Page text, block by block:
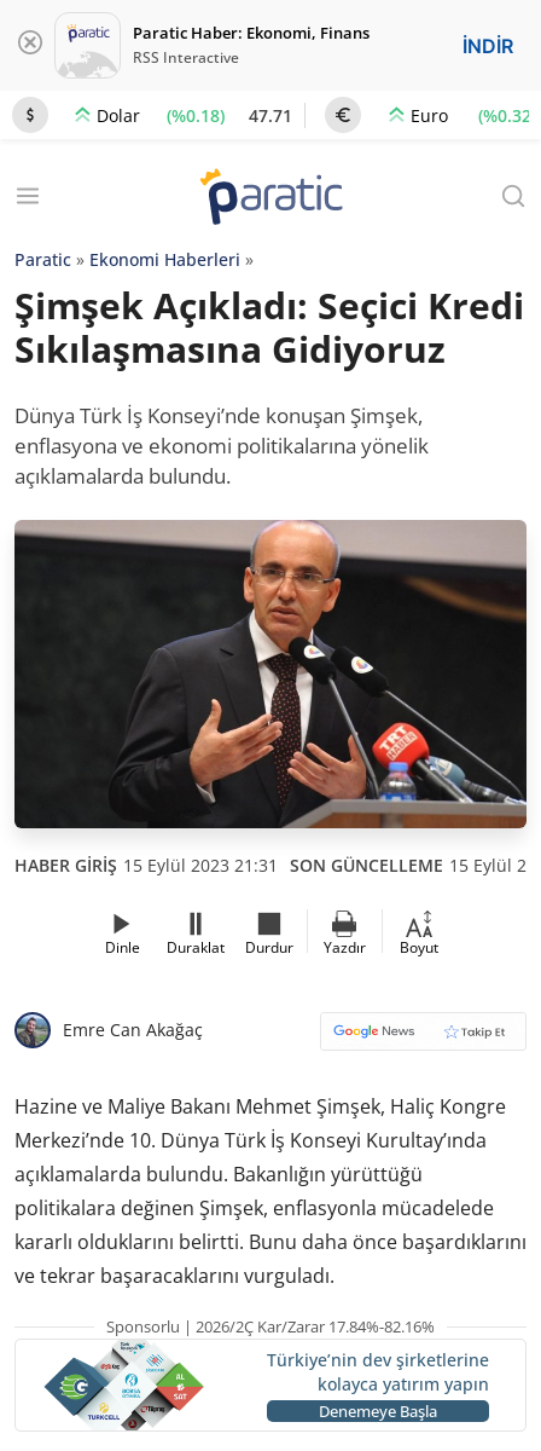
Paratic Haber: Ekonomi, Finans
RSS Interactive İNDİR
Dolar (%0.18) 47.71 Euro (%0.32)
Paratic » Ekonomi Haberleri »
Şimşek Açıkladı: Seçici Kredi
Sıkılaşmasına Gidiyoruz
Dünya Türk İş Konseyi’nde konuşan Şimşek,
enflasyona ve ekonomi politikalarına yönelik
açıklamalarda bulundu.
HABER GİRİŞ 15 Eylül 2023 21:31 SON GÜNCELLEME 15 Eylül
Dinle Duraklat Durdur Yazdır Boyut
Emre Can Akağaç
Hazine ve Maliye Bakanı Mehmet Şimşek, Haliç Kongre
Merkezi’nde 10. Dünya Türk İş Konseyi Kurultay’ında
açıklamalarda bulundu. Bakanlığın yürüttüğü
politikalara değinen Şimşek, enflasyonla mücadelede
kararlı olduklarını belirtti. Bunu daha önce başardıklarını
ve tekrar başaracaklarını vurguladı.
Sponsorlu | 2026/2Ç Kar/Zarar 17.84%-82.16%
Türkiye’nin dev şirketlerine
kolayca yatırım yapın
Denemeye Başla